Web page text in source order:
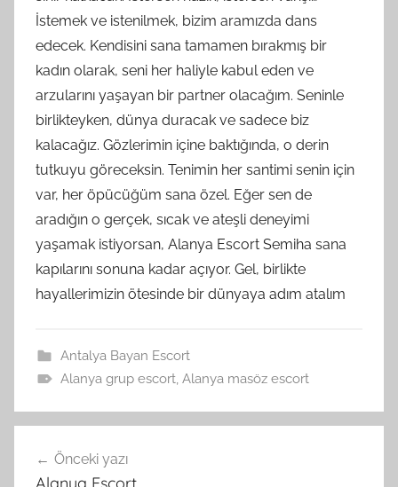
İstemek ve istenilmek, bizim aramızda dans
edecek. Kendisini sana tamamen bırakmış bir
kadın olarak, seni her haliyle kabul eden ve
arzularını yaşayan bir partner olacağım. Seninle
birlikteyken, dünya duracak ve sadece biz
kalacağız. Gözlerimin içine baktığında, o derin
tutkuyu göreceksin. Tenimin her santimi senin için
var, her öpücüğüm sana özel. Eğer sen de
aradığın o gerçek, sıcak ve ateşli deneyimi
yaşamak istiyorsan, Alanya Escort Semiha sana
kapılarını sonuna kadar açıyor. Gel, birlikte
hayallerimizin ötesinde bir dünyaya adım atalım
Antalya Bayan Escort
Alanya grup escort, Alanya masöz escort
gezinmesi
Önceki yazı
Alanya Escort